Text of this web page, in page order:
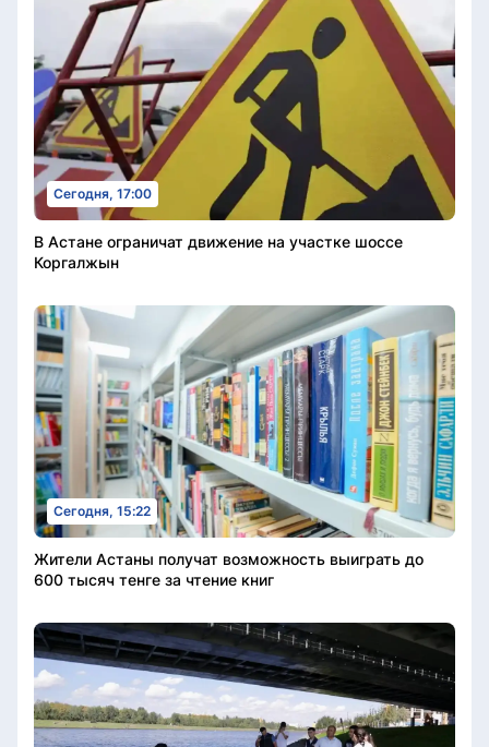
Сегодня, 17:00
В Астане ограничат движение на участке шоссе
Коргалжын
Сегодня, 15:22
Жители Астаны получат возможность выиграть до
600 тысяч тенге за чтение книг